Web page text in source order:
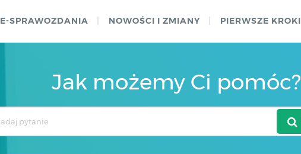
E-SPRAWOZDANIA NOWOŚCI I ZMIANY PIERWSZE KROKI
Jak możemy Ci pomóc?